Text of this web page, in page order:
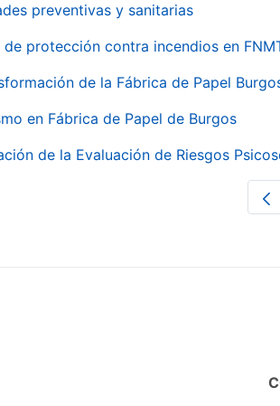
preventivas y sanitarias
protección contra incendios en
de la Fábrica de Papel
en Fábrica de Papel de Burgos
de la Evaluación de Riesgos